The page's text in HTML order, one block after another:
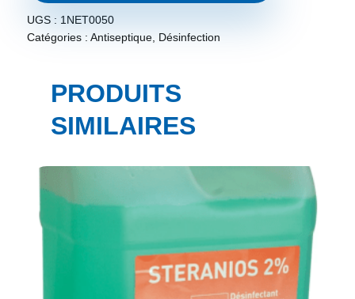
UGS : 1NET0050
Catégories : Antiseptique, Désinfection
PRODUITS
SIMILAIRES